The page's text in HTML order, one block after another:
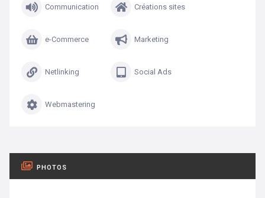
Communication Créations sites
e-Commerce Marketing
Netlinking Social Ads
Webmastering
PHOTOS